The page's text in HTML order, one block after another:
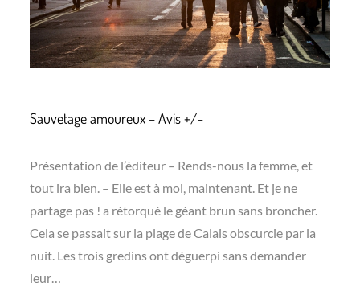
Sauvetage amoureux – Avis +/-
Présentation de l’éditeur – Rends-nous la femme, et
tout ira bien. – Elle est à moi, maintenant. Et je ne
partage pas ! a rétorqué le géant brun sans broncher.
Cela se passait sur la plage de Calais obscurcie par la
nuit. Les trois gredins ont déguerpi sans demander
leur…